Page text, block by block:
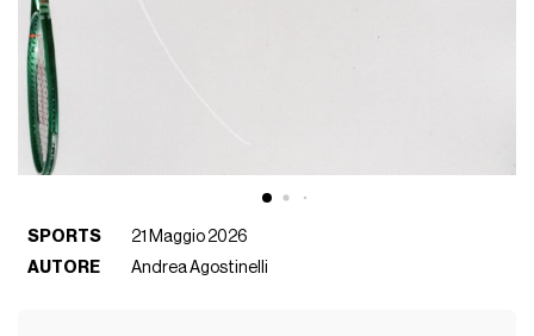
SPORTS
21 Maggio 2026
AUTORE
Andrea Agostinelli